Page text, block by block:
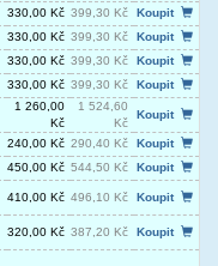
330,00 Kč 399,30 Kč
Koupit
330,00 Kč 399,30 Kč
Koupit
330,00 Kč 399,30 Kč
Koupit
330,00 Kč 399,30 Kč Koupit
1 260,00
Kč
1 524,60
Kč
Koupit
240,00 Kč 290,40 Kč
Koupit
450,00 Kč 544,50 Kč
Koupit
410,00 Kč 496,10 Kč
Koupit
320,00 Kč 387,20 Kč
Koupit